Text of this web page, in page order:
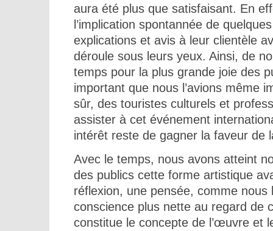
aura été plus que satisfaisant. En
l’implication spontannée de
explications et avis à leur clientèle
déroule sous leurs yeux. Ainsi, de
temps pour la plus grande joie des
important que nous l’avions même
sûr, des touristes culturels et
assister à cet événement
intérêt reste de gagner la faveur de
Avec le temps, nous avons atteint
des publics cette forme artistique
réflexion, une pensée, comme
conscience plus nette au regard de
constitue le concepte de l’œuvre et